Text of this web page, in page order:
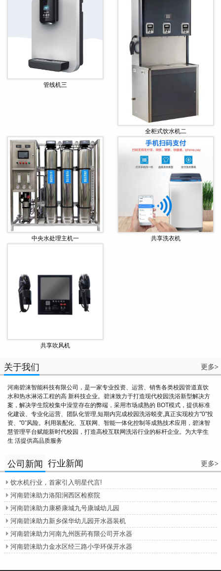
管线机三
全柜式饮水机二
中央水处理主机一 共享洗衣机
共享吹风机
关于我们 更多>
河南碧涞智能科技有限公司，是一家专业投资、运营、销售各类校园管道直饮
水和热水淋浴工程的高 新科技企业。碧涞致力于打造现代校园洗浴新型解决方
案，解决学生院校集中澡堂存在的弊端，采用市场成熟的 BOT模式，提供标准
化建设、专业化运营、团队化管理,短期内完成校园洗浴蜕变,真正实现校方"0"投
资、"0”风险。利用装配化、互联网、智能一体化控制等成熟技术应用，碧涞智
慧管理平台赋能新时代校园，打造高校互联网洗浴行业的标杆企业。为大学生
生 活提供高品质服务
公司新闻 行业新闻 更多>
 饮水机行业，首家引入明星代言!
 河南碧涞助力洛阳涧西区检察院
 河南碧涞助力康桥康城九号康城幼儿园
 河南碧涞助力新乡保华幼儿园开水器装机
 河南碧涞助力河南九州医药有限公司开水器
 河南碧涞助力金水区经三路小学环保开水器